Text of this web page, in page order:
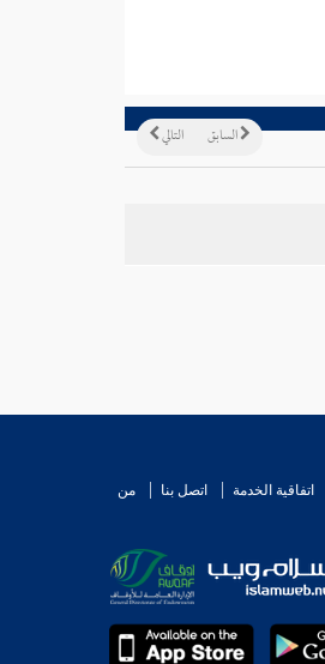
التالي السابق
اتفاقية الخدمة اتصل بنا
من